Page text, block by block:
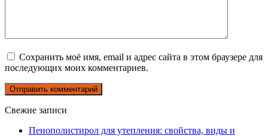
Сохранить моё имя, email и адрес сайта в этом браузере для
последующих моих комментариев.
Свежие записи
Пенополистирол для утепления: свойства, виды и